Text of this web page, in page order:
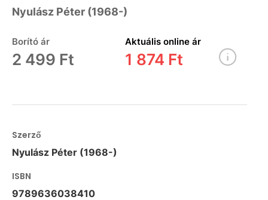
Nyulász Péter (1968-)
Borító ár
2 499 Ft
Aktuális online ár
1 874 Ft
Szerző
Nyulász Péter (1968-)
ISBN
9789636038410